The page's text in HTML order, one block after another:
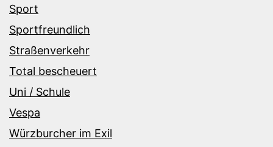
Sport
Sportfreundlich
Straßenverkehr
Total bescheuert
Uni / Schule
Vespa
Würzburcher im Exil